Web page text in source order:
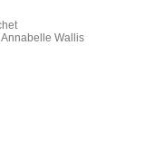
Wallis